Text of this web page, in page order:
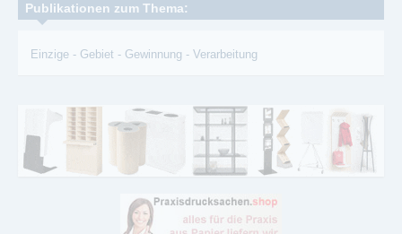
Publikationen zum Thema:
Einzige - Gebiet - Gewinnung - Verarbeitung